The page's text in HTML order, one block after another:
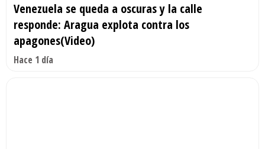
Venezuela se queda a oscuras y la calle
responde: Aragua explota contra los
apagones(Video)
Hace 1 día